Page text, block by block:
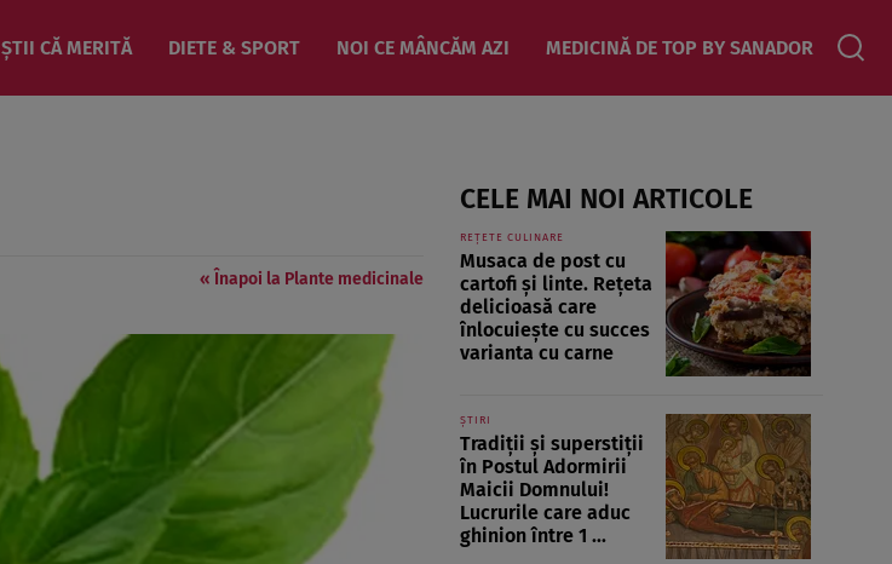
ȘTII CĂ MERITĂ DIETE & SPORT NOI CE MÂNCĂM AZI MEDICINĂ DE TOP BY SANADOR
« Înapoi la Plante medicinale
CELE MAI NOI ARTICOLE
REȚETE CULINARE
Musaca de post cu
cartofi și linte. Rețeta
delicioasă care
înlocuiește cu succes
varianta cu carne
ȘTIRI
Tradiții și superstiții
în Postul Adormirii
Maicii Domnului!
Lucrurile care aduc
ghinion între 1 ...